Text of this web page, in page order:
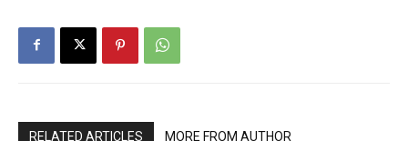
RELATED ARTICLES MORE FROM AUTHOR